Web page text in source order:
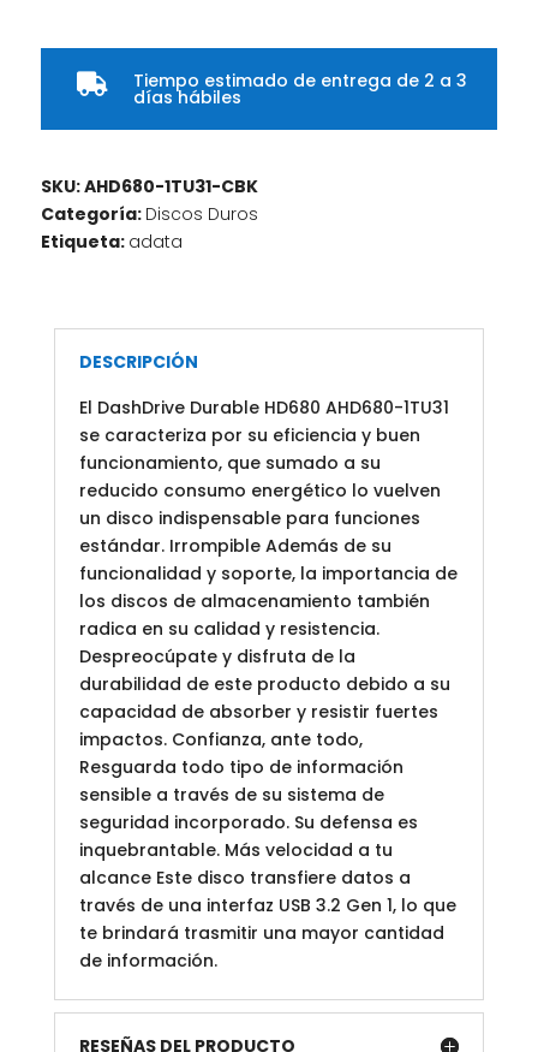
 Tiempo estimado de entrega de 2 a 3
días hábiles
SKU:AHD680-1TU31-CBK
Categoría: Discos Duros
Etiqueta: adata
DESCRIPCIÓN
El DashDrive Durable HD680 AHD680-1TU31
se caracteriza por su eficiencia y buen
funcionamiento, que sumado a su
reducido consumo energético lo vuelven
un disco indispensable para funciones
estándar. Irrompible Además de su
funcionalidad y soporte, la importancia de
los discos de almacenamiento también
radica en su calidad y resistencia.
Despreocúpate y disfruta de la
durabilidad de este producto debido a su
capacidad de absorber y resistir fuertes
impactos. Confianza, ante todo,
Resguarda todo tipo de información
sensible a través de su sistema de
seguridad incorporado. Su defensa es
inquebrantable. Más velocidad a tu
alcance Este disco transfiere datos a
través de una interfaz USB 3.2 Gen 1, lo que
te brindará trasmitir una mayor cantidad
de información.
RESEÑAS DEL PRODUCTO